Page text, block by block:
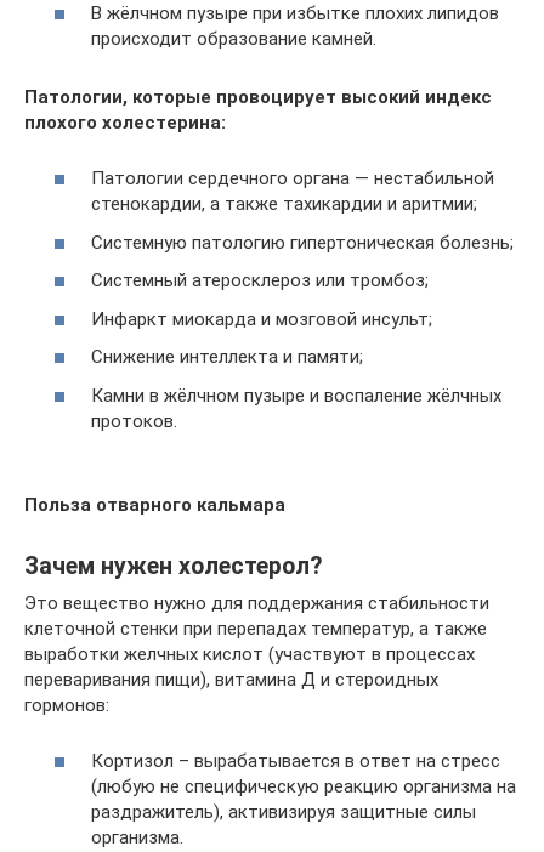
В жёлчном пузыре при избытке плохих липидов
происходит образование камней.
Патологии, которые провоцирует высокий индекс
плохого холестерина:
Патологии сердечного органа — нестабильной
стенокардии, а также тахикардии и аритмии;
Системную патологию гипертоническая болезнь;
Системный атеросклероз или тромбоз;
Инфаркт миокарда и мозговой инсульт;
Снижение интеллекта и памяти;
Камни в жёлчном пузыре и воспаление жёлчных
протоков.
Польза отварного кальмара
Зачем нужен холестерол?
Это вещество нужно для поддержания стабильности
клеточной стенки при перепадах температур, а также
выработки желчных кислот (участвуют в процессах
переваривания пищи), витамина Д и стероидных
гормонов:
Кортизол – вырабатывается в ответ на стресс
(любую не специфическую реакцию организма на
раздражитель), активизируя защитные силы
организма.